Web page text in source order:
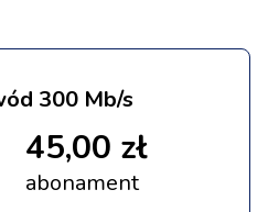
300 Mb/s
45,00 zł
abonament